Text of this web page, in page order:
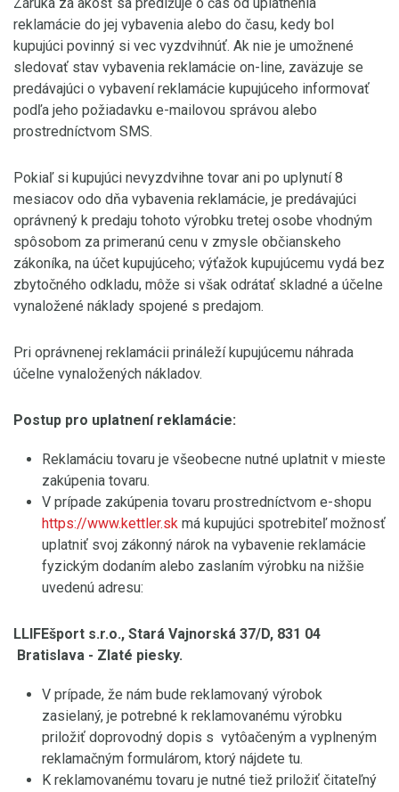
reklamácie do jej vybavenia alebo do času, kedy bol
kupujúci povinný si vec vyzdvihnúť. Ak nie je umožnené
sledovať stav vybavenia reklamácie on-line, zaväzuje se
predávajúci o vybavení reklamácie kupujúceho informovať
podľa jeho požiadavku e-mailovou správou alebo
prostredníctvom SMS.
Pokiaľ si kupujúci nevyzdvihne tovar ani po uplynutí 8
mesiacov odo dňa vybavenia reklamácie, je predávajúci
oprávnený k predaju tohoto výrobku tretej osobe vhodným
spôsobom za primeranú cenu v zmysle občianskeho
zákoníka, na účet kupujúceho; výťažok kupujúcemu vydá bez
zbytočného odkladu, môže si však odrátať skladné a účelne
vynaložené náklady spojené s predajom.
Pri oprávnenej reklamácii prináleží kupujúcemu náhrada
účelne vynaložených nákladov.
Postup pro uplatnení reklamácie:
Reklamáciu tovaru je všeobecne nutné uplatnit v mieste
zakúpenia tovaru.
V prípade zakúpenia tovaru prostredníctvom e-shopu
https://www.kettler.sk má kupujúci spotrebiteľ možnosť
uplatniť svoj zákonný nárok na vybavenie reklamácie
fyzickým dodaním alebo zaslaním výrobku na nižšie
uvedenú adresu:
LLIFEšport s.r.o., Stará Vajnorská 37/D, 831 04
Bratislava - Zlaté piesky.
V prípade, že nám bude reklamovaný výrobok
zasielaný, je potrebné k reklamovanému výrobku
priložiť doprovodný dopis s vytôačeným a vyplneným
reklamačným formulárom, ktorý nájdete tu.
K reklamovanému tovaru je nutné tiež priložiť čitateľný